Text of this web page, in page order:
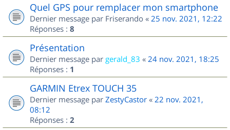
Quel GPS pour remplacer mon smartphone
Dernier message par Friserando « 25 nov. 2021, 12:22
Réponses : 8
Présentation
Dernier message par gerald_83 « 24 nov. 2021, 18:25
Réponses : 1
GARMIN Etrex TOUCH 35
Dernier message par ZestyCastor « 22 nov. 2021,
08:12
Réponses : 2